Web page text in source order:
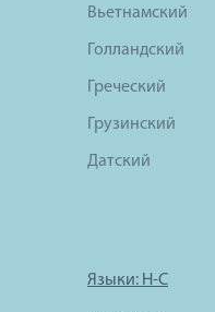
Вьетнамский
Голландский
Греческий
Грузинский
Датский
Языки: Н-С